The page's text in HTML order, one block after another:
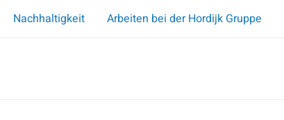
Nachhaltigkeit Arbeiten bei der Hordijk Gruppe